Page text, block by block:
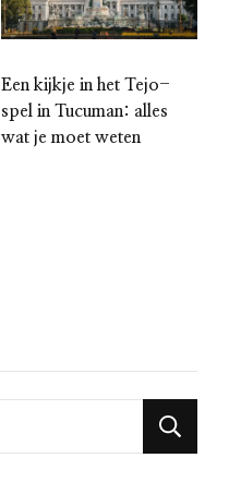
Een kijkje in het Tejo-
spel in Tucuman: alles
wat je moet weten